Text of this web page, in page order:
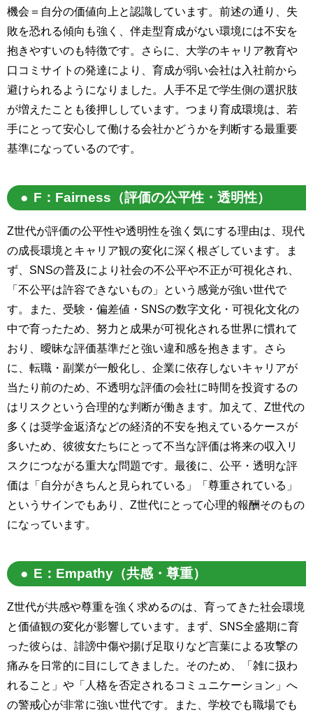
機会＝自分の価値向上と認識しています。前述の通り、失
敗を恐れる傾向も強く、伴走型育成がない環境には不安を
抱きやすいのも特徴です。さらに、大学のキャリア教育や
口コミサイトの発達により、育成が弱い会社は入社前から
避けられるようになりました。人手不足で学生側の選択肢
が増えたことも後押ししています。つまり育成環境は、若
手にとって安心して働ける会社かどうかを判断する最重要
基準になっているのです。
F：Fairness（評価の公平性・透明性）
Z世代が評価の公平性や透明性を強く気にする理由は、現代
の成長環境とキャリア観の変化に深く根ざしています。ま
ず、SNSの普及により社会の不公平や不正が可視化され、
「不公平は許容できないもの」という感覚が強い世代で
す。また、受験・偏差値・SNSの数字文化・可視化文化の
中で育ったため、努力と成果が可視化される世界に慣れて
おり、曖昧な評価基準だと強い違和感を抱きます。さら
に、転職・副業が一般化し、企業に依存しないキャリアが
当たり前のため、不透明な評価の会社に時間を投資するの
はリスクという合理的な判断が働きます。加えて、Z世代の
多くは奨学金返済などの経済的不安を抱えているケースが
多いため、彼彼女たちにとって不当な評価は将来の収入リ
スクにつながる重大な問題です。最後に、公平・透明な評
価は「自分がきちんと見られている」「尊重されている」
というサインでもあり、Z世代にとって心理的報酬そのもの
になっています。
E：Empathy（共感・尊重）
Z世代が共感や尊重を強く求めるのは、育ってきた社会環境
と価値観の変化が影響しています。まず、SNS全盛期に育
った彼らは、誹謗中傷や揚げ足取りなど言葉による攻撃の
痛みを日常的に目にしてきました。そのため、「雑に扱わ
れること」や「人格を否定されるコミュニケーション」へ
の警戒心が非常に強い世代です。また、学校でも職場でも